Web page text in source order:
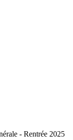
- Rentrée 2025